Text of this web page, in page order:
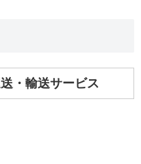
・輸送サービス